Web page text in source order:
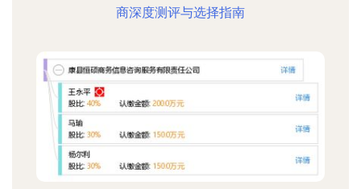
商深度测评与选择指南